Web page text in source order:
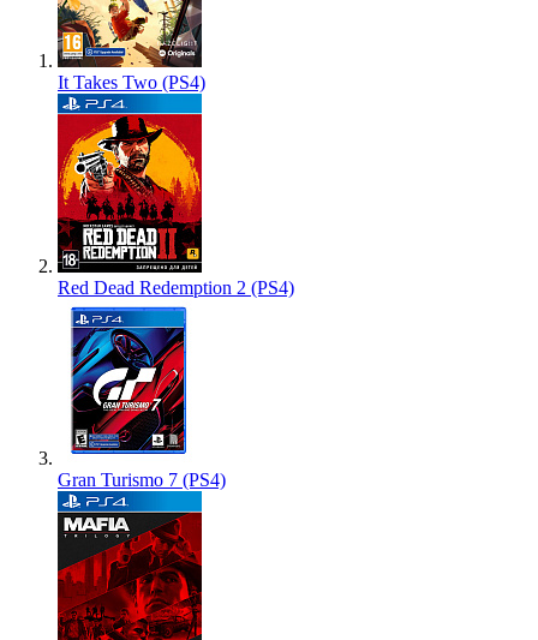
It Takes Two (PS4)
Red Dead Redemption 2 (PS4)
Gran Turismo 7 (PS4)